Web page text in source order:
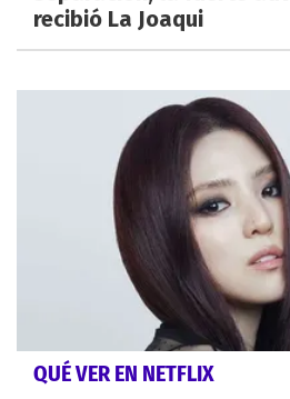
recibió La Joaqui
QUÉ VER EN NETFLIX